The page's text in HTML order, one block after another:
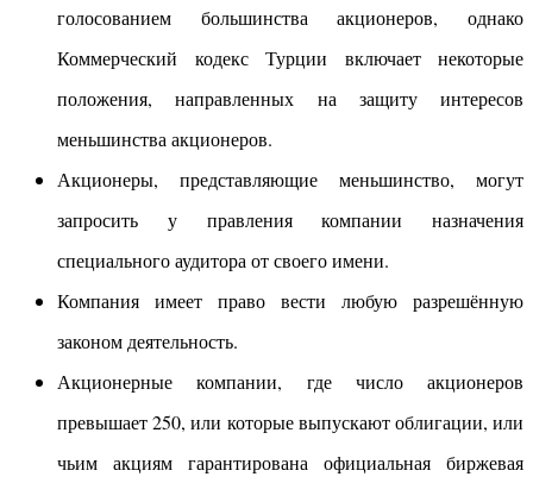
голосованием большинства акционеров, однако
Коммерческий кодекс Турции включает некоторые
положения, направленных на защиту интересов
меньшинства акционеров.
Акционеры, представляющие меньшинство, могут
запросить у правления компании назначения
специального аудитора от своего имени.
Компания имеет право вести любую разрешённую
законом деятельность.
Акционерные компании, где число акционеров
превышает 250, или которые выпускают облигации, или
чьим акциям гарантирована официальная биржевая